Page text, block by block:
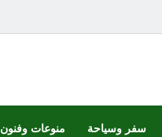
سفر وسياحة منوعات وفنون